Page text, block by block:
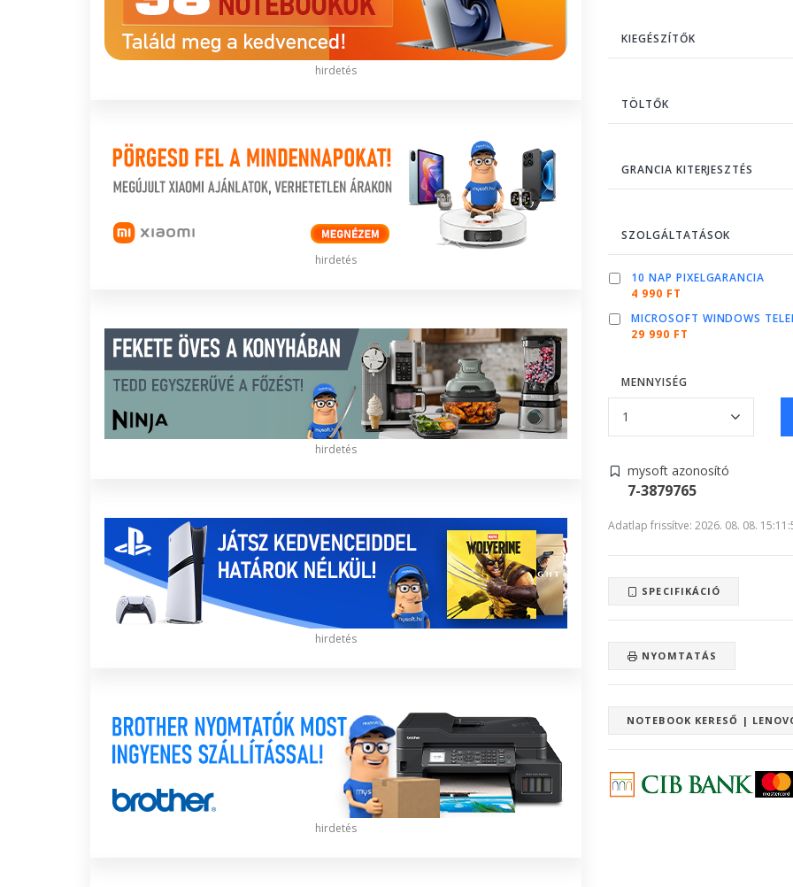
hirdetés
hirdetés
hirdetés
hirdetés
hirdetés
KIEGÉSZÍTŐK
TÖLTŐK
GRANCIA KITERJESZTÉS
SZOLGÁLTATÁSOK
10 NAP PIXELGARANCIA
4 990 FT
MICROSOFT WINDOWS
29 990 FT
MENNYISÉG
mysoft azonosító
7-3879765
Adatlap frissítve: 2026. 08. 08.
SPECIFIKÁCIÓ
NYOMTATÁS
NOTEBOOK KERESŐ |